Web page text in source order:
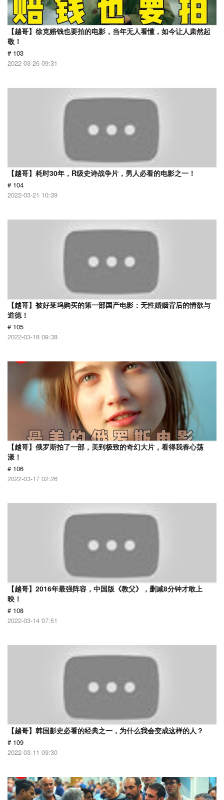
【越哥】徐克赔钱也要拍的电影，当年无人看懂，如今让人肃然起
敬！
# 103
2022-03-26 09:31
【越哥】耗时30年，R级史诗战争片，男人必看的电影之一！
# 104
2022-03-21 10:39
【越哥】被好莱坞购买的第一部国产电影：无性婚姻背后的情欲与
道德！
# 105
2022-03-18 09:38
【越哥】俄罗斯拍了一部，美到极致的奇幻大片，看得我春心荡
漾！
# 106
2022-03-17 02:26
【越哥】2016年最强阵容，中国版《教父》，删减8分钟才敢上
映！
# 108
2022-03-14 07:51
【越哥】韩国影史必看的经典之一，为什么我会变成这样的人？
# 109
2022-03-11 09:30